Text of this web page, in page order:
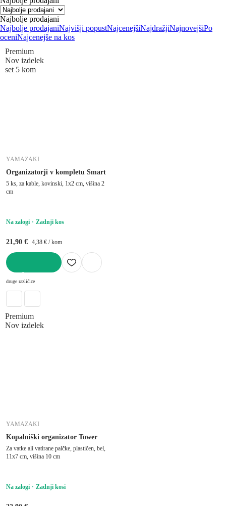
Najbolje prodajani
Najbolje prodajaniNajvišji popustNajcenejšiNajdražjiNajnovejšiPo
oceniNajcenejše na kos
Premium
Nov izdelek
set 5 kom
YAMAZAKI
Organizatorji v kompletu Smart
5 ks, za kable, kovinski, 1x2 cm, višina 2
cm
Na zalogi Zadnji kos
21,90 € 4,38 € / kom
druge različice
Premium
Nov izdelek
YAMAZAKI
Kopalniški organizator Tower
Za vatke ali vatirane palčke, plastičen, bel,
11x7 cm, višina 10 cm
Na zalogi Zadnji kosi